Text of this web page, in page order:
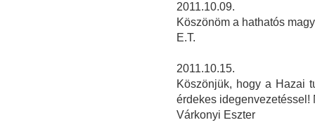
2011.10.09.
Köszönöm a hathatós
E.T.
2011.10.15.
Köszönjük, hogy a Hazai
érdekes idegenvezetéssel!
Várkonyi Eszter